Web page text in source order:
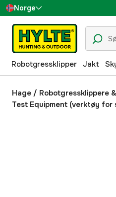
Norge
Sverige
Danmark
Suomi
Deutschland
Robotgressklipper Jakt
Hage / Robotgressklippere
Test Equipment (verktøy